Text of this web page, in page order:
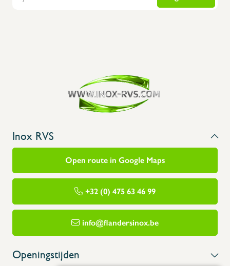
Inox RVS
Open route in Google Maps
+32 (0) 475 63 46 99
info@flandersinox.be
Openingstijden